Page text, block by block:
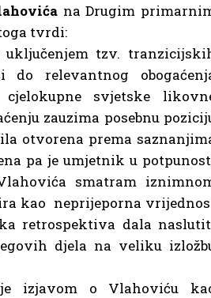
na Drugim
tvrdi:
tzv.
relevantnog
svjetske
zauzima posebnu
otvorena prema
pa je umjetnik u
smatram
kao neprijeporna
retrospektiva dala
djela na veliku
izjavom o Vlahoviću